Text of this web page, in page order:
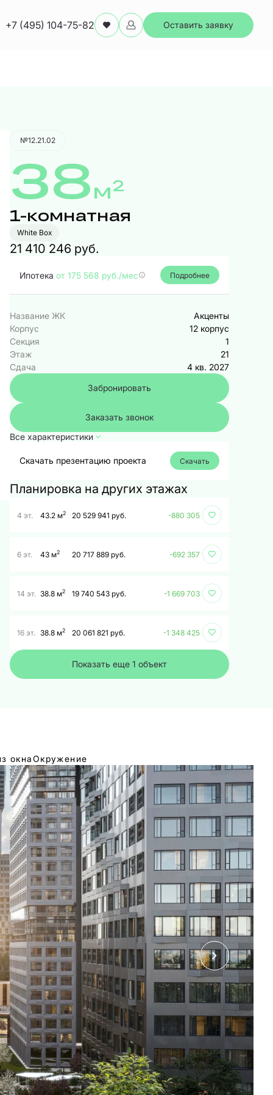
+7 (495) 104-75-82 Оставить заявку
№12.21.02
38м2
1-комнатная
White Box
21 410 246 руб.
Ипотека от 175 568 руб./мес Подробнее
Название ЖК
Акценты
Корпус
12 корпус
Секция
1
Этаж
21
Сдача
4 кв. 2027
Забронировать
Заказать звонок
Все характеристики
Скачать презентацию проекта Скачать
Планировка на других этажах
4 эт. 43.2 м2 20 529 941 руб. -880 305
6 эт. 43 м2 20 717 889 руб. -692 357
14 эт. 38.8 м2 19 740 543 руб. -1 669 703
16 эт. 38.8 м2 20 061 821 руб. -1 348 425
Показать еще 1 объект
окнаОкружение